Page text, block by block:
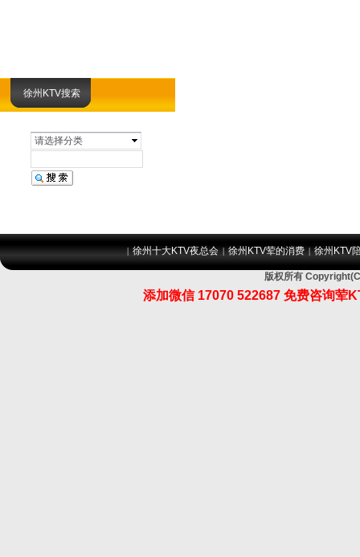
徐州KTV搜索
请选择分类
|徐州十大KTV夜总会 |徐州KTV荤的消费 |徐州KTV
版权所有
添加微信 17070 522687 免费咨询荤